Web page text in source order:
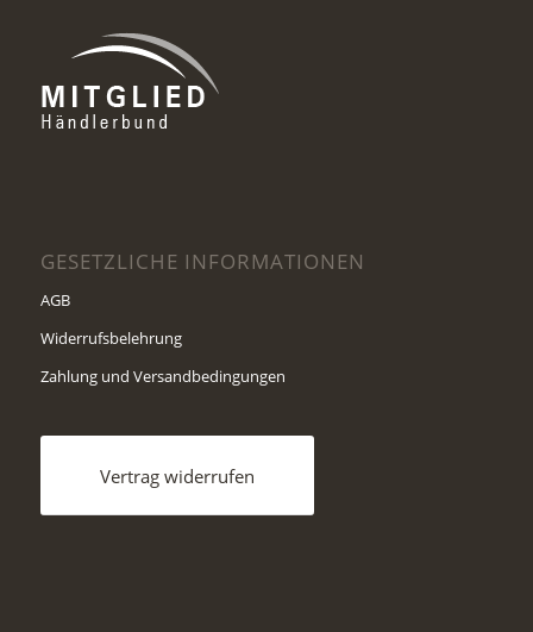
GESETZLICHE INFORMATIONEN
AGB
Widerrufsbelehrung
Zahlung und Versandbedingungen
Vertrag widerrufen